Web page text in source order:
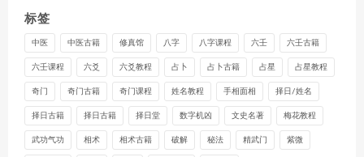
标签
中医 中医古籍 修真馆 八字 八字课程 六壬 六壬古籍
六壬课程 六爻 六爻教程 占卜 占卜古籍 占星 占星教程
奇门 奇门古籍 奇门课程 姓名教程 手相面相 择日/姓名
择日古籍 择日古籍 择日堂 数字机凶 文史名著 梅花教程
武功气功 相术 相术古籍 破解 秘法 精武门 紫微